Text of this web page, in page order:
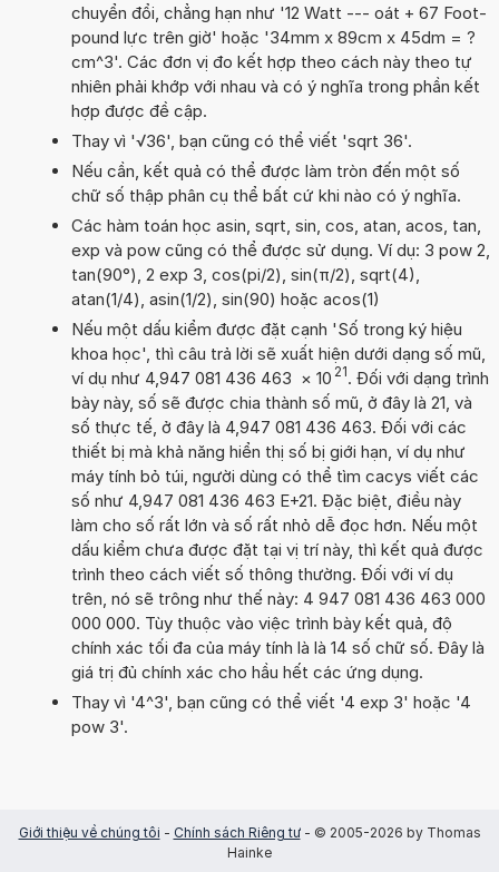
chuyển đổi, chẳng hạn như '12 Watt --- oát + 67 Foot-
pound lực trên giờ' hoặc '34mm x 89cm x 45dm = ?
cm^3'. Các đơn vị đo kết hợp theo cách này theo tự
nhiên phải khớp với nhau và có ý nghĩa trong phần kết
hợp được đề cập.
Thay vì '√36', bạn cũng có thể viết 'sqrt 36'.
Nếu cần, kết quả có thể được làm tròn đến một số
chữ số thập phân cụ thể bất cứ khi nào có ý nghĩa.
Các hàm toán học asin, sqrt, sin, cos, atan, acos, tan,
exp và pow cũng có thể được sử dụng. Ví dụ: 3 pow 2,
tan(90°), 2 exp 3, cos(pi/2), sin(π/2), sqrt(4),
atan(1/4), asin(1/2), sin(90) hoặc acos(1)
Nếu một dấu kiểm được đặt cạnh 'Số trong ký hiệu
khoa học', thì câu trả lời sẽ xuất hiện dưới dạng số mũ,
ví dụ như 4,947 081 436 463 × 10 21. Đối với dạng trình
bày này, số sẽ được chia thành số mũ, ở đây là 21, và
số thực tế, ở đây là 4,947 081 436 463. Đối với các
thiết bị mà khả năng hiển thị số bị giới hạn, ví dụ như
máy tính bỏ túi, người dùng có thể tìm cacys viết các
số như 4,947 081 436 463 E+21. Đặc biệt, điều này
làm cho số rất lớn và số rất nhỏ dễ đọc hơn. Nếu một
dấu kiểm chưa được đặt tại vị trí này, thì kết quả được
trình theo cách viết số thông thường. Đối với ví dụ
trên, nó sẽ trông như thế này: 4 947 081 436 463 000
000 000. Tùy thuộc vào việc trình bày kết quả, độ
chính xác tối đa của máy tính là là 14 số chữ số. Đây là
giá trị đủ chính xác cho hầu hết các ứng dụng.
Thay vì '4^3', bạn cũng có thể viết '4 exp 3' hoặc '4
pow 3'.
Giới thiệu về chúng tôi - Chính sách Riêng tư- © 2005-2026 by Thomas
Hainke